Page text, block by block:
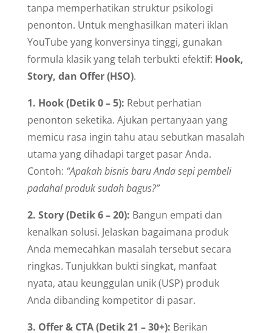
tanpa memperhatikan struktur psikologi
penonton. Untuk menghasilkan materi iklan
YouTube yang konversinya tinggi, gunakan
formula klasik yang telah terbukti efektif: Hook,
Story, dan Offer (HSO).
1. Hook (Detik 0 – 5): Rebut perhatian
penonton seketika. Ajukan pertanyaan yang
memicu rasa ingin tahu atau sebutkan masalah
utama yang dihadapi target pasar Anda.
Contoh: “Apakah bisnis baru Anda sepi pembeli
padahal produk sudah bagus?”
2. Story (Detik 6 – 20): Bangun empati dan
kenalkan solusi. Jelaskan bagaimana produk
Anda memecahkan masalah tersebut secara
ringkas. Tunjukkan bukti singkat, manfaat
nyata, atau keunggulan unik (USP) produk
Anda dibanding kompetitor di pasar.
3. Offer & CTA (Detik 21 – 30+): Berikan